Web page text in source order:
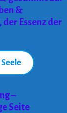
&
der Essenz der
–
Seite